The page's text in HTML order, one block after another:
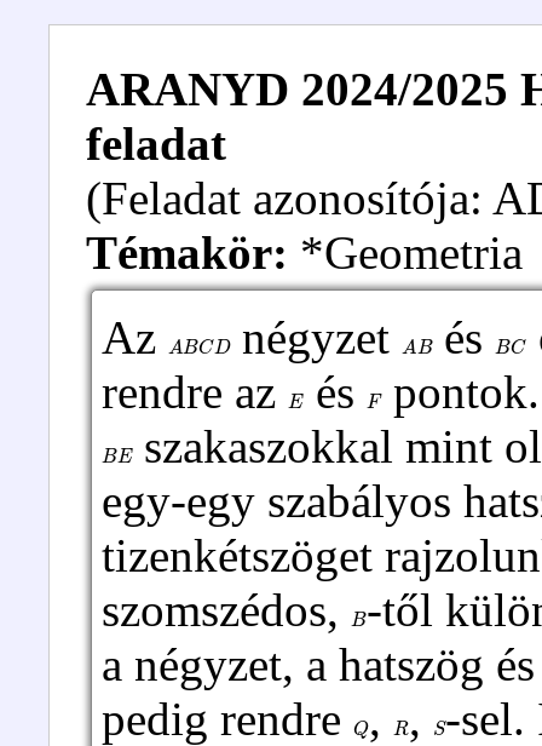
ARANYD 2024/2025
feladat
(Feladat azonosítója:
Témakör: *Geometria
Az
A BCD négyzet A Bés BC
rendre az
Eés Fpontok.
BE szakaszokkal mint
egy-egy szabályos
tizenkétszöget
szomszédos,
B-től
a négyzet, a hatszög
pedig rendre
Q, R, S-